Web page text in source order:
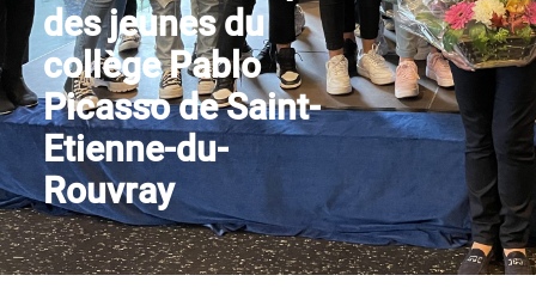
Nous contacter
des jeunes du
collège Pablo
Picasso de Saint-
Etienne-du-
Rouvray